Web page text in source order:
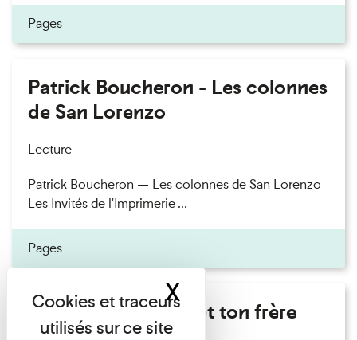
Pages
Patrick Boucheron - Les colonnes
de San Lorenzo
Lecture
Patrick Boucheron — Les colonnes de San Lorenzo
Les Invités de l'Imprimerie ...
Pages
Marie Cosnay - Toi et ton frère
XMasquer le